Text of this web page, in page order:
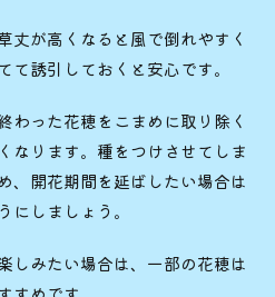
丈が高くなると風で倒れやすく
て誘引しておくと安心です。
わった花穂をこまめに取り除く
なります。種をつけさせてしま
、開花期間を延ばしたい場合は
にしましょう。
しみたい場合は、一部の花穂は